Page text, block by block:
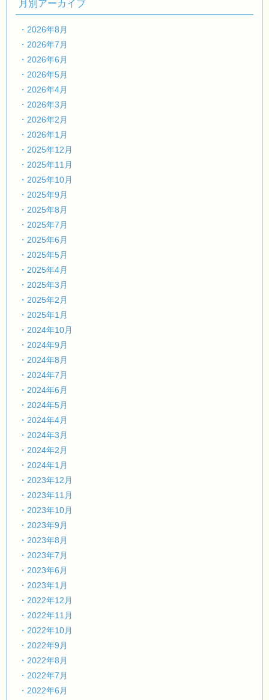
月別アーカイブ
・2026年8月
・2026年7月
・2026年6月
・2026年5月
・2026年4月
・2026年3月
・2026年2月
・2026年1月
・2025年12月
・2025年11月
・2025年10月
・2025年9月
・2025年8月
・2025年7月
・2025年6月
・2025年5月
・2025年4月
・2025年3月
・2025年2月
・2025年1月
・2024年10月
・2024年9月
・2024年8月
・2024年7月
・2024年6月
・2024年5月
・2024年4月
・2024年3月
・2024年2月
・2024年1月
・2023年12月
・2023年11月
・2023年10月
・2023年9月
・2023年8月
・2023年7月
・2023年6月
・2023年1月
・2022年12月
・2022年11月
・2022年10月
・2022年9月
・2022年8月
・2022年7月
・2022年6月